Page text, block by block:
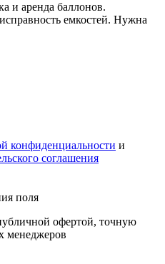
и аренда баллонов.
емкостей. Нужна
конфиденциальности и
соглашения
поля
офертой, точную
менеджеров